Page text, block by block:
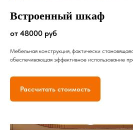
Встроенный шкаф
от 48000 руб
Мебельная конструкция, фактически
обеспечивающая эффективное использование
Рассчитать стоимость